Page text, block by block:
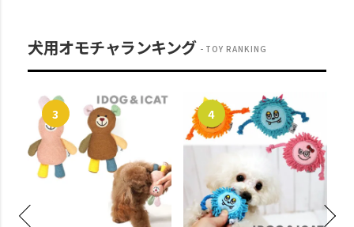
犬用オモチャランキング TOY RANKING